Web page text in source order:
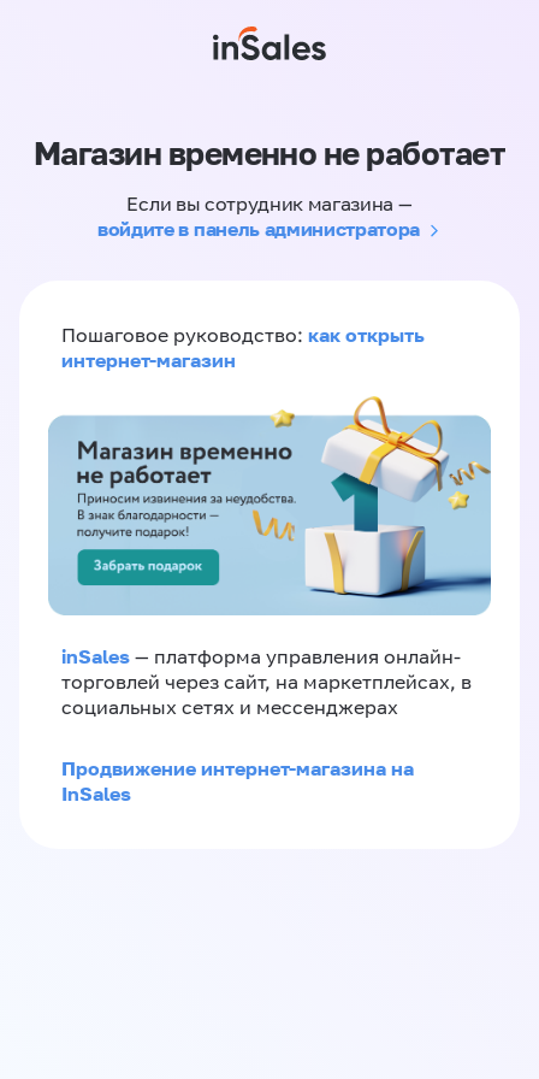
Магазин временно не работает
Если вы сотрудник магазина —
войдите в панель администратора
Пошаговое руководство: как открыть
интернет-магазин
inSales — платформа управления онлайн-
торговлей через сайт, на маркетплейсах, в
социальных сетях и мессенджерах
Продвижение интернет-магазина на
InSales